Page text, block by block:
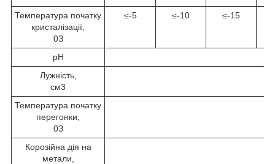
Температура початку
кристалізації,
0З
≤-5 ≤-10 ≤-15
рН
Лужність,
см3
Температура початку
перегонки,
0З
Корозійна дія на
метали,